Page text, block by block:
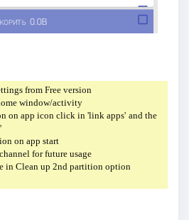
from Free version
window/activity
on app icon click in 'link apps' and the
on app start
for future usage
in Clean up 2nd partition option